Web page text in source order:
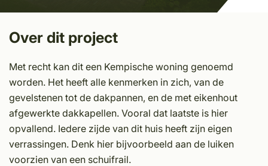
Over dit project
Met recht kan dit een Kempische woning genoemd
worden. Het heeft alle kenmerken in zich, van de
gevelstenen tot de dakpannen, en de met eikenhout
afgewerkte dakkapellen. Vooral dat laatste is hier
opvallend. Iedere zijde van dit huis heeft zijn eigen
verrassingen. Denk hier bijvoorbeeld aan de luiken
voorzien van een schuifrail.